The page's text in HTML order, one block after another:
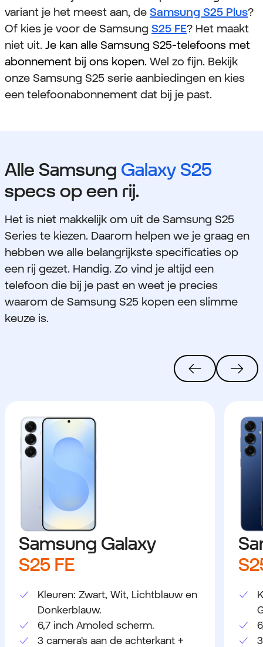
variant je het meest aan, de Samsung S25 Plus?
Of kies je voor de Samsung S25 FE? Het maakt
niet uit. Je kan alle Samsung S25-telefoons met
abonnement bij ons kopen. Wel zo fijn. Bekijk
onze Samsung S25 serie aanbiedingen en kies
een telefoonabonnement dat bij je past.
Alle Samsung Galaxy S25
specs op een rij.
Het is niet makkelijk om uit de Samsung S25
Series te kiezen. Daarom helpen we je graag en
hebben we alle belangrijkste specificaties op
een rij gezet. Handig. Zo vind je altijd een
telefoon die bij je past en weet je precies
waarom de Samsung S25 kopen een slimme
keuze is.
Samsung Galaxy
S25 FE
Kleuren: Zwart, Wit, Lichtblauw en
Donkerblauw.
6,7 inch Amoled scherm.
3 camera's aan de achterkant +